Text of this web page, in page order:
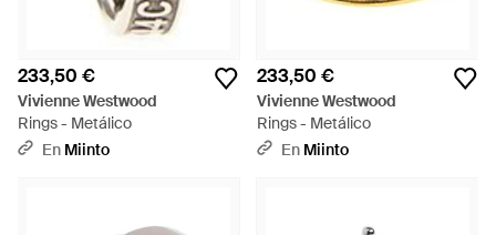
233,50 €
Vivienne Westwood
Rings - Metálico
En Miinto
233,50 €
Vivienne Westwood
Rings - Metálico
En Miinto